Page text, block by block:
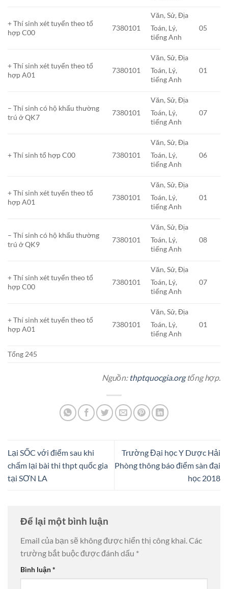
+ Thí sinh xét tuyển theo tổ
hợp C00
7380101
Văn, Sử, Địa
Toán, Lý,
tiếng Anh
05
+ Thí sinh xét tuyển theo tổ
hợp A01
7380101
Văn, Sử, Địa
Toán, Lý,
tiếng Anh
01
– Thí sinh có hộ khẩu thường
trú ở QK7
7380101
Văn, Sử, Địa
Toán, Lý,
tiếng Anh
07
+ Thí sinh tổ hợp C00 7380101
Văn, Sử, Địa
Toán, Lý,
tiếng Anh
06
+ Thí sinh xét tuyển theo tổ
hợp A01
7380101
Văn, Sử, Địa
Toán, Lý,
tiếng Anh
01
– Thí sinh có hộ khẩu thường
trú ở QK9
7380101
Văn, Sử, Địa
Toán, Lý,
tiếng Anh
08
+ Thí sinh xét tuyển theo tổ
hợp C00
7380101
Văn, Sử, Địa
Toán, Lý,
tiếng Anh
07
+ Thí sinh xét tuyển theo tổ
hợp A01
7380101
Văn, Sử, Địa
Toán, Lý,
tiếng Anh
01
Tổng 245
Nguồn: thptquocgia.orgtổng hợp.
Lại SỐC với điểm sau khi
chấm lại bài thi thpt quốc gia
tại SƠN LA
Trường Đại học Y Dược Hải
Phòng thông báo điểm sàn đại
học 2018
Để lại một bình luận
Email của bạn sẽ không được hiển thị công khai.Các
trường bắt buộc được đánh dấu *
Bình luận*